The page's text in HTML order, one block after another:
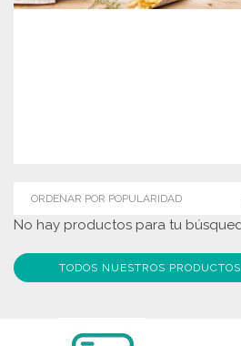
No hay productos para tu
TODOS NUESTROS